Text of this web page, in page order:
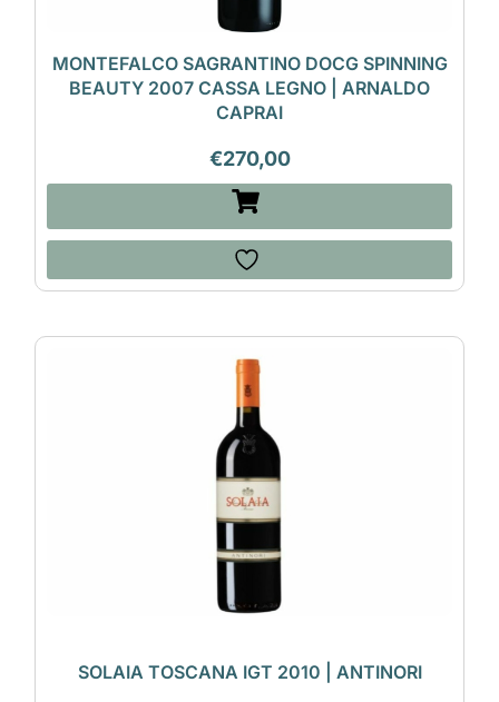
MONTEFALCO SAGRANTINO DOCG SPINNING
BEAUTY 2007 CASSA LEGNO | ARNALDO
CAPRAI
€270,00
SOLAIA TOSCANA IGT 2010 | ANTINORI